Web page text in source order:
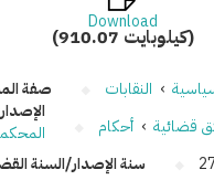
Download
(910.07 كيلوبايت)
› النقابات
قضائية › أحكام
سنة الإصدار/السنة
صفة